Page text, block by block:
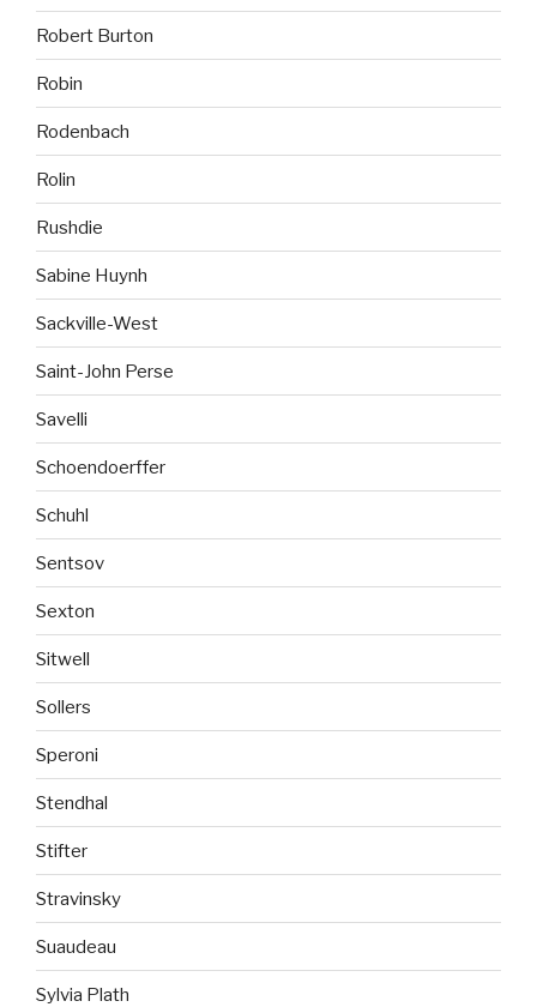
Robert Burton
Robin
Rodenbach
Rolin
Rushdie
Sabine Huynh
Sackville-West
Saint-John Perse
Savelli
Schoendoerffer
Schuhl
Sentsov
Sexton
Sitwell
Sollers
Speroni
Stendhal
Stifter
Stravinsky
Suaudeau
Sylvia Plath